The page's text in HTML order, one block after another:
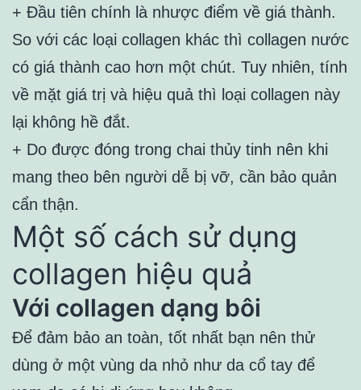
+ Đầu tiên chính là nhược điểm về giá thành.
So với các loại collagen khác thì collagen nước
có giá thành cao hơn một chút. Tuy nhiên, tính
về mặt giá trị và hiệu quả thì loại collagen này
lại không hề đắt.
+ Do được đóng trong chai thủy tinh nên khi
mang theo bên người dễ bị vỡ, cần bảo quản
cẩn thận.
Một số cách sử dụng
collagen hiệu quả
Với collagen dạng bôi
Để đảm bảo an toàn, tốt nhất bạn nên thử
dùng ở một vùng da nhỏ như da cổ tay để